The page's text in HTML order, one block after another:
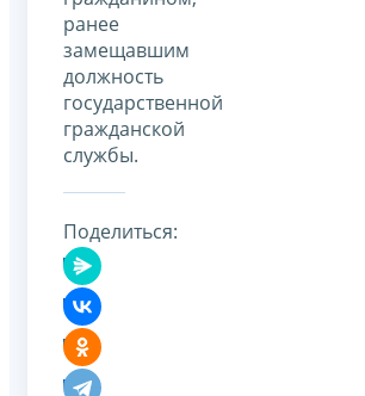
ранее
замещавшим
должность
государственной
гражданской
службы.
Поделиться: